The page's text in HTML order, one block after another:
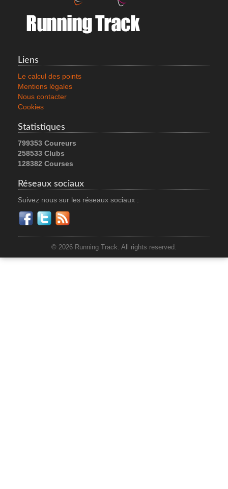
Liens
Le calcul des points
Mentions légales
Nous contacter
Cookies
Statistiques
799353 Coureurs
258533 Clubs
128382 Courses
Réseaux sociaux
Suivez nous sur les réseaux sociaux :
© 2026 Running Track. All rights reserved.